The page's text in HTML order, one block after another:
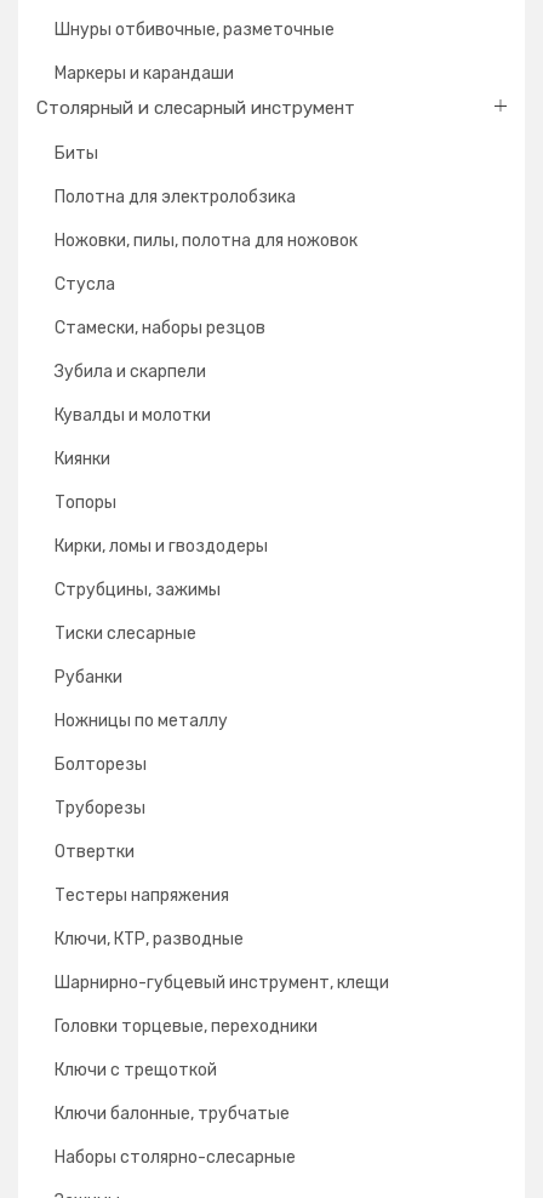
Шнуры отбивочные, разметочные
Маркеры и карандаши
Столярный и слесарный инструмент
Биты
Полотна для электролобзика
Ножовки, пилы, полотна для ножовок
Стусла
Cтамески, наборы резцов
Зубила и скарпели
Кувалды и молотки
Киянки
Топоры
Кирки, ломы и гвоздодеры
Струбцины, зажимы
Тиски слесарные
Рубанки
Ножницы по металлу
Болторезы
Труборезы
Отвертки
Тестеры напряжения
Ключи, КТР, разводные
Шарнирно-губцевый инструмент, клещи
Головки торцевые, переходники
Ключи с трещоткой
Ключи балонные, трубчатые
Наборы столярно-слесарные